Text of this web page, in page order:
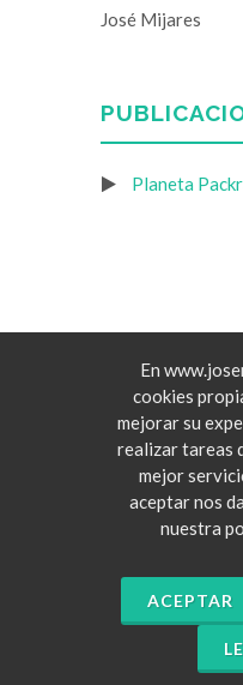
José Mijares
Planeta
En
cookies
mejorar su
realizar tareas
mejor
aceptar nos
nuestra
ACEPTAR